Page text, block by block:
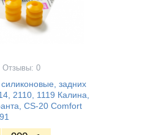
Отзывы: 0
задних
2110, 1119 Калина,
CS-20 Comfort